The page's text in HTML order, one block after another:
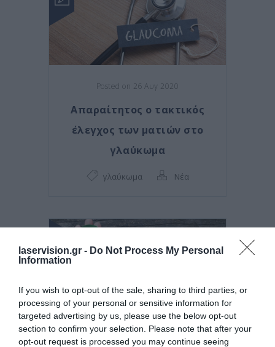
laservision.gr - Do Not Process My Personal
Information
If you wish to opt-out of the sale, sharing to third parties, or
processing of your personal or sensitive information for
targeted advertising by us, please use the below opt-out
section to confirm your selection. Please note that after your
opt-out request is processed you may continue seeing
Posted on 26 Αυγ 2020
Απαραίτητος ο τακτικός
έλεγχος των ματιών στο
γλαύκωμα
γλαύκωμα Νέα
Posted on 15 Μαρ 2019